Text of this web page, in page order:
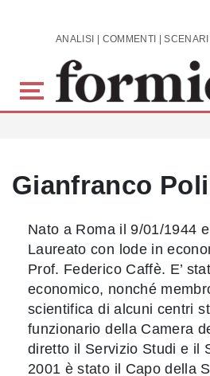
Skip to main content
Gianfranco
Nato a Roma il 9/01/1944
Laureato con lode in
Prof. Federico Caffè. E’
economico, nonché
scientifica di alcuni centri
funzionario della Camera
diretto il Servizio Studi e il
2001 è stato il Capo della